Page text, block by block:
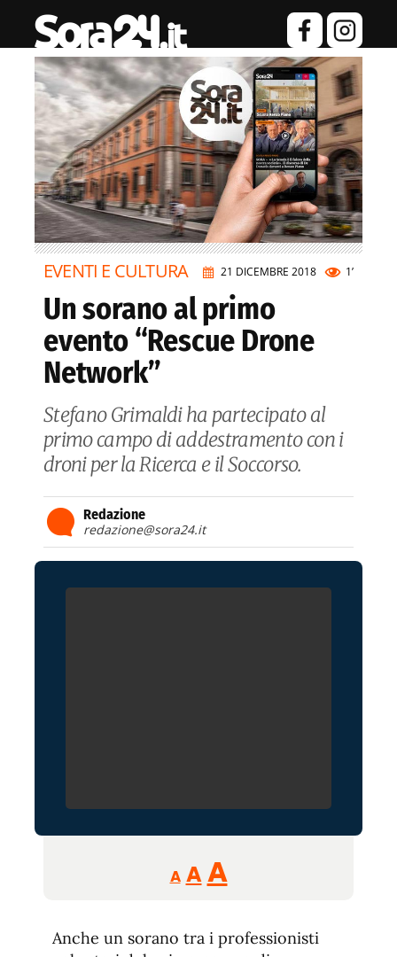
21 DICEMBRE 2018 1’
EVENTI E CULTURA
Un sorano al primo
evento “Rescue Drone
Network”
Stefano Grimaldi ha partecipato al
primo campo di addestramento con i
droni per la Ricerca e il Soccorso.
Redazione
redazione@sora24.it
A
Reducir
tamaño
A Restablecer
de
AAumentar
de
Anche un sorano tra i professionisti